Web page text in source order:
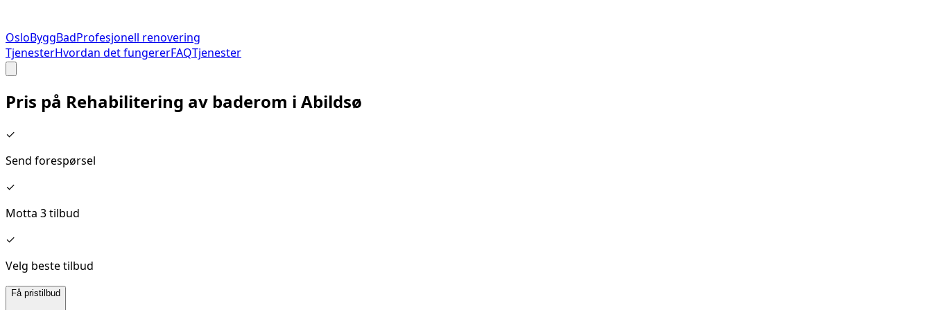
OsloByggBadProfesjonell renovering
TjenesterHvordan det fungererFAQTjenester
Pris på Rehabilitering av baderom i Abildsø
✓
Send forespørsel
✓
Motta 3 tilbud
✓
Velg beste tilbud
Få pristilbud